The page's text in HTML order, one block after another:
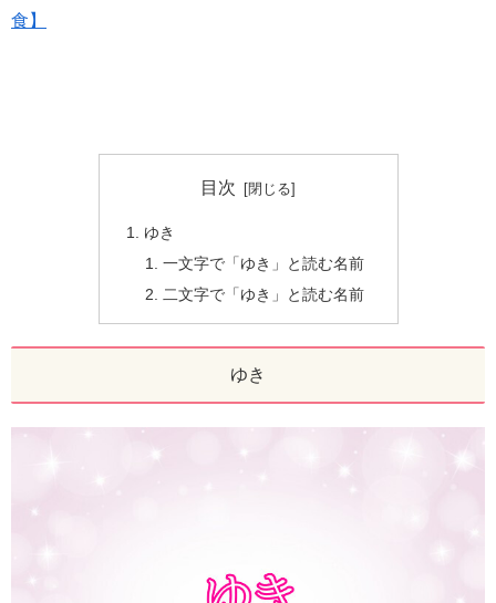
食】
目次
ゆき
一文字で「ゆき」と読む名前
二文字で「ゆき」と読む名前
ゆき